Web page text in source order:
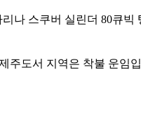
리나 스쿠버 실린더 80큐빅
주도서 지역은 착불 운임